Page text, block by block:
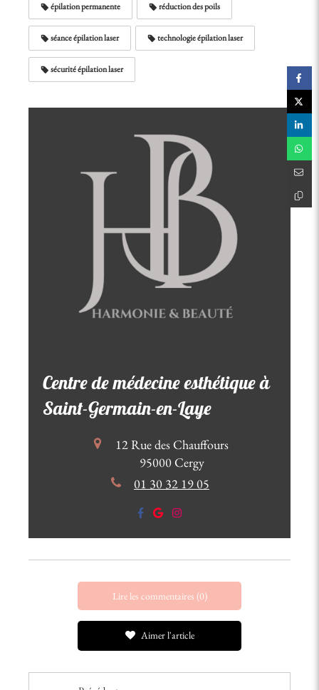
épilation permanente réduction des poils
séance épilation laser technologie épilation laser
sécurité épilation laser
Centre de médecine esthétique à
Saint-Germain-en-Laye
12 Rue des Chauffours
95000Cergy
01 30 32 19 05
Lire les commentaires (0)
Aimer l'article